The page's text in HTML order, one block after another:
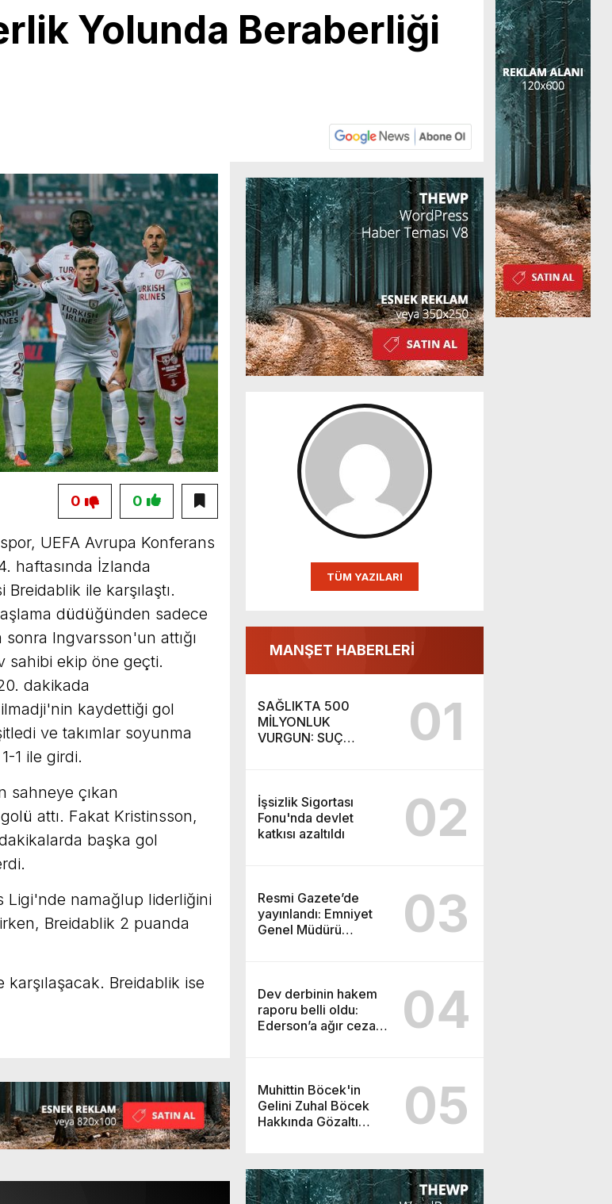
Yolunda Beraberliği
TÜM YAZILARI
MANŞET HABERLERİ
SAĞLIKTA 500
MİLYONLUK
VURGUN: SUÇ
01
İşsizlik Sigortası
Fonu'nda devlet
katkısı azaltıldı
02
Resmi Gazete’de
yayınlandı: Emniyet
Genel Müdürü
03
Dev derbinin hakem
raporu belli oldu:
Ederson’a ağır ceza
04
Muhittin Böcek'in
Gelini Zuhal Böcek
Hakkında Gözaltı
05
0
0
UEFA Avrupa Konferans
haftasında İzlanda
Breidablik ile karşılaştı.
düdüğünden sadece
sonra Ingvarsson'un attığı
sahibi ekip öne geçti.
dakikada
kaydettiği gol
ve takımlar soyunma
1 ile girdi.
sahneye çıkan
attı. Fakat Kristinsson,
başka gol
Ligi'nde namağlup liderliğini
Breidablik 2 puanda
Breidablik ise